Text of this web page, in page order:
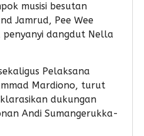
musisi besutan
Jamrud, Pee Wee
penyanyi dangdut Nella
Pelaksana
Mardiono, turut
dukungan
Andi Sumangerukka-